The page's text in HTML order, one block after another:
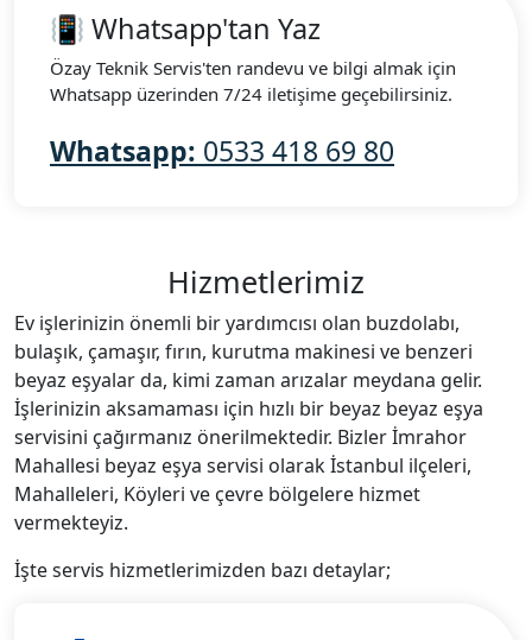
📳 Whatsapp'tan Yaz
Özay Teknik Servis'ten randevu ve bilgi almak için
Whatsapp üzerinden 7/24 iletişime geçebilirsiniz.
Whatsapp: 0533 418 69 80
Hizmetlerimiz
Ev işlerinizin önemli bir yardımcısı olan buzdolabı,
bulaşık, çamaşır, fırın, kurutma makinesi ve benzeri
beyaz eşyalar da, kimi zaman arızalar meydana gelir.
İşlerinizin aksamaması için hızlı bir beyaz beyaz eşya
servisini çağırmanız önerilmektedir. Bizler İmrahor
Mahallesi beyaz eşya servisi olarak İstanbul ilçeleri,
Mahalleleri, Köyleri ve çevre bölgelere hizmet
vermekteyiz.
İşte servis hizmetlerimizden bazı detaylar;